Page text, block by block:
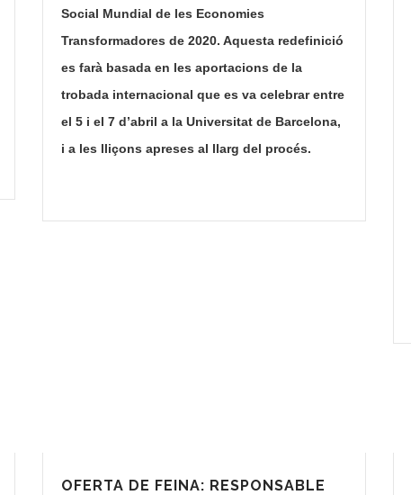
Social Mundial de les Economies
Transformadores de 2020. Aquesta redefinició
es farà basada en les aportacions de la
trobada internacional que es va celebrar entre
el 5 i el 7 d’abril a la Universitat de Barcelona,
i a les lliçons apreses al llarg del procés.
OFERTA DE FEINA: RESPONSABLE